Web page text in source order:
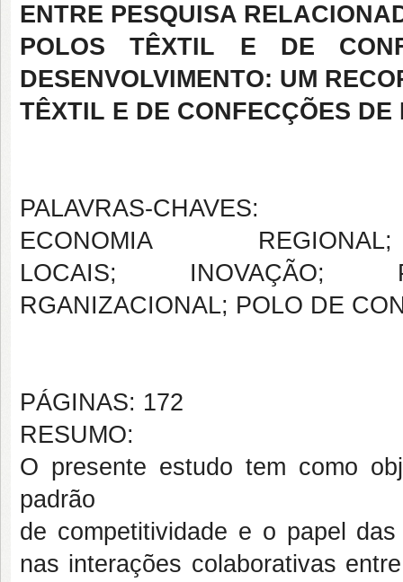
ENTRE PESQUISA
POLOS TÊXTIL E DE
DESENVOLVIMENTO: UM
TÊXTIL E DE CONFECÇÕES DE
PALAVRAS-CHAVES:
ECONOMIA
LOCAIS; INOVAÇÃO;
RGANIZACIONAL; POLO DE
PÁGINAS: 172
RESUMO:
O presente estudo tem como
padrão
de competitividade e o papel
nas interações colaborativas